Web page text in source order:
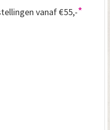
vanaf €55,-*